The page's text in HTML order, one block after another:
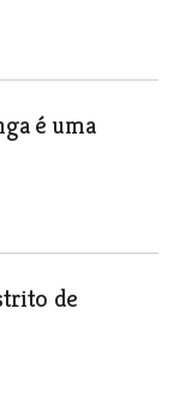
é uma
de